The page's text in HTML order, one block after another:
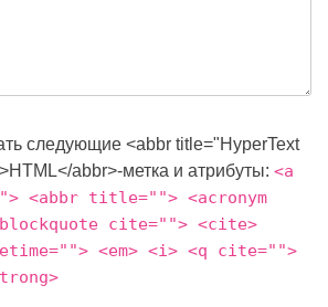
следующие <abbr title="HyperText
abbr>-метка и атрибуты: <a
<abbr title=""> <acronym
cite=""> <cite>
<em> <i> <q cite="">